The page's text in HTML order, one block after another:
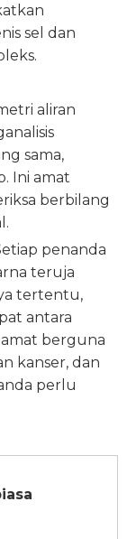
sel dan
aliran
sama,
Ini amat
berbilang
penanda
teruja
tertentu,
antara
amat berguna
kanser, dan
perlu